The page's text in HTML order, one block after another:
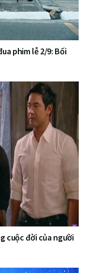
phim lễ 2/9: Bối
cuộc đời của người